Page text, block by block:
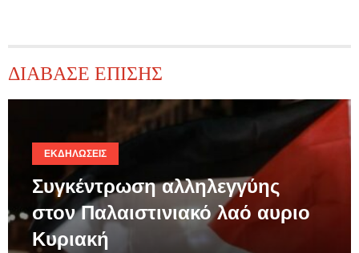
ΔΙΑΒΑΣΕ ΕΠΙΣΗΣ
ΕΚΔΗΛΏΣΕΙΣ
Συγκέντρωση αλληλεγγύης
στον Παλαιστινιακό λαό αυριο
Κυριακή